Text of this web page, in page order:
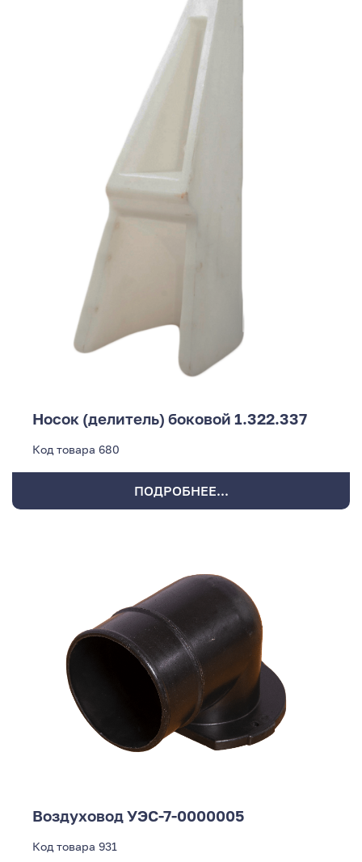
Носок (делитель) боковой 1.322.337
Код товара 680
ПОДРОБНЕЕ...
Воздуховод УЭС-7-0000005
Код товара 931